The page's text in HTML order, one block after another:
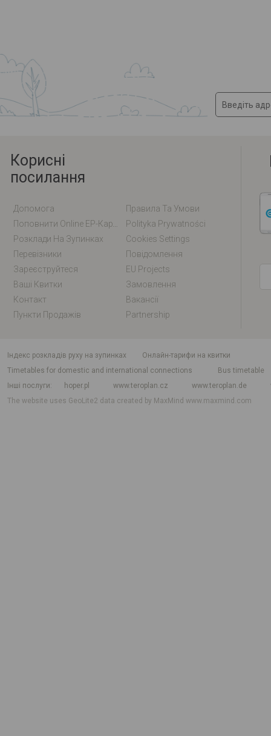
Корисні
посилання
Допомога
Правила Та Умови
Polityka Prywatności
Розклади На Зупинках
Cookies Settings
Перевізники
Повідомлення
Зареєструйтеся
EU Projects
Ваші Квитки
Замовлення
Контакт
Вакансії
Пункти Продажів
Partnership
індекс розкладів руху на зупинках
Онлайн-тарифи на квитки
Timetables for domestic and international connections
Bus timetable
Інші послуги
hoper.pl www.teroplan.cz www.teroplan.de
The website uses GeoLite2 data created by MaxMindwww.maxmind.com